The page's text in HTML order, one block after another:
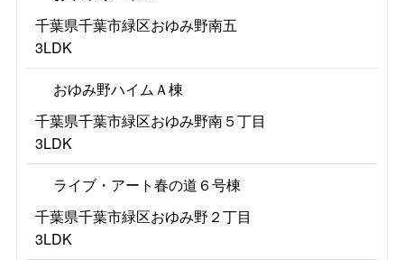
千葉県千葉市緑区おゆみ野南五
3LDK
おゆみ野ハイムＡ棟
千葉県千葉市緑区おゆみ野南５丁目
3LDK
ライブ・アート春の道６号棟
千葉県千葉市緑区おゆみ野２丁目
3LDK